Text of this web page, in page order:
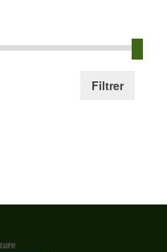
Filtrer